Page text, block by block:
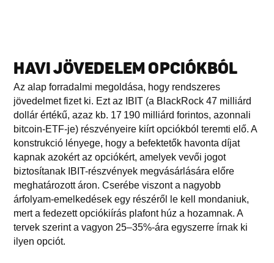
HAVI JÖVEDELEM OPCIÓKBÓL
Az alap forradalmi megoldása, hogy rendszeres
jövedelmet fizet ki. Ezt az IBIT (a BlackRock 47 milliárd
dollár értékű, azaz kb. 17 190 milliárd forintos, azonnali
bitcoin-ETF-je) részvényeire kiírt opciókból teremti elő. A
konstrukció lényege, hogy a befektetők havonta díjat
kapnak azokért az opciókért, amelyek vevői jogot
biztosítanak IBIT-részvények megvásárlására előre
meghatározott áron. Cserébe viszont a nagyobb
árfolyam-emelkedések egy részéről le kell mondaniuk,
mert a fedezett opciókiírás plafont húz a hozamnak. A
tervek szerint a vagyon 25–35%-ára egyszerre írnak ki
ilyen opciót.